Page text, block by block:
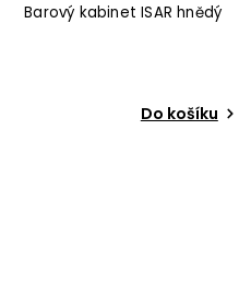
Barový kabinet ISAR hnědý
Do košíku